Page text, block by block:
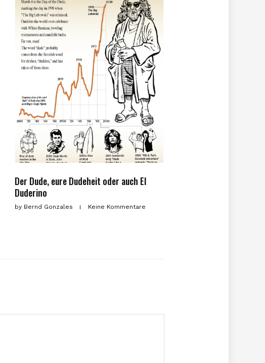
Der Dude, eure Dudeheit oder auch El
Duderino
by Bernd Gonzales Keine Kommentare